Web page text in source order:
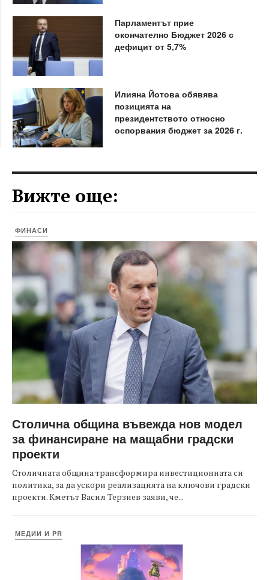
Парламентът прие
окончателно Бюджет 2026 с
дефицит от 5,7%
Илияна Йотова обявява
позицията на
президентството относно
оспорвания бюджет за 2026 г.
Вижте още:
ФИНАСИ
Столична община въвежда нов модел
за финансиране на мащабни градски
проекти
Столичната община трансформира инвестиционната си
политика, за да ускори реализацията на ключови градски
проекти. Кметът Васил Терзиев заяви, че...
МЕДИИ И PR